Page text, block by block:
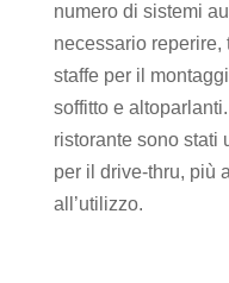
numero di sistemi
necessario reperire,
staffe per il
soffitto e
ristorante sono stati
per il drive-thru, più
all’utilizzo.